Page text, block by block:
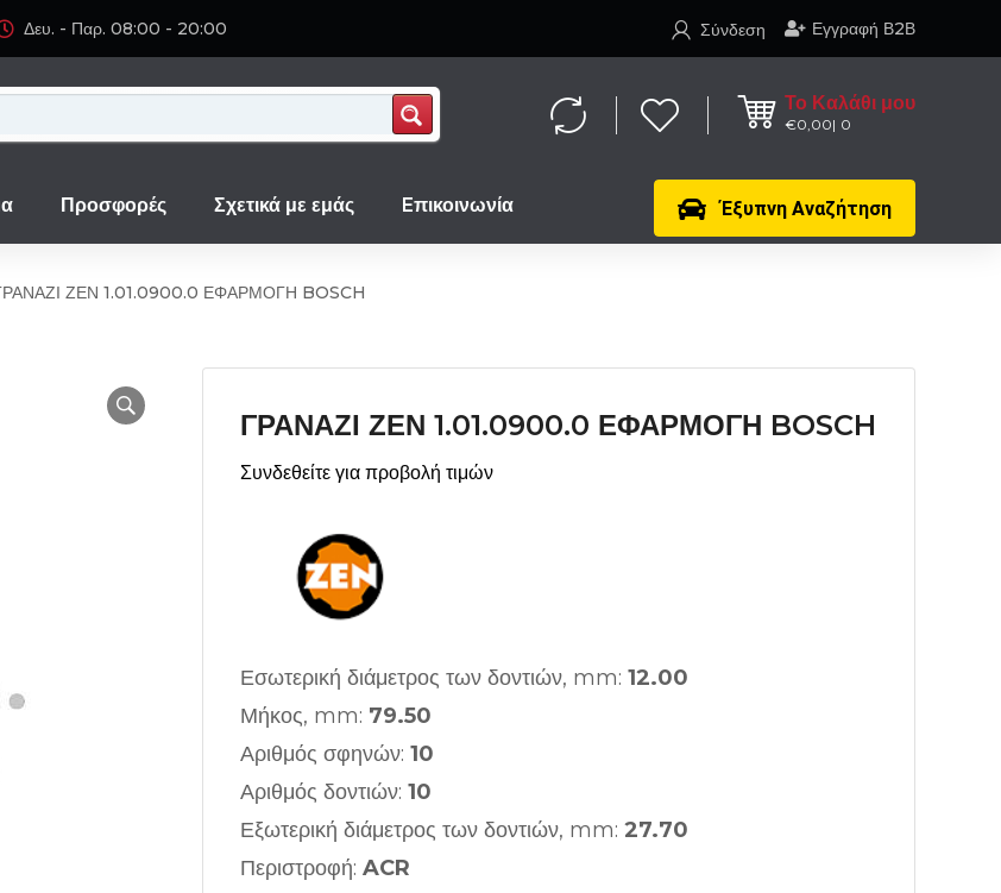
Δευ. - Παρ. 08:00 - 20:00 Εγγραφή Β2Β
Σύνδεση
Το Καλάθι μου
€0,00 0
Έξυπνη Αναζήτηση
Προσφορές Σχετικά με εμάς Eπικοινωνία
ΖΕΝ 1.01.0900.0 ΕΦΑΡΜΟΓΗ BOSCH
ΓΡΑΝΑΖΙ ΖΕΝ 1.01.0900.0 ΕΦΑΡΜΟΓΗ BOSCH
Συνδεθείτε για προβολή τιμών
Εσωτερική διάμετρος των δοντιών, mm: 12.00
Μήκος, mm: 79.50
Αριθμός σφηνών: 10
Αριθμός δοντιών: 10
Εξωτερική διάμετρος των δοντιών, mm: 27.70
Περιστροφή: ACR